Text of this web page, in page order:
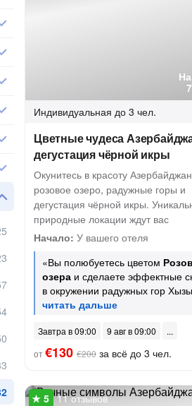
Индивидуальная до 3 чел.
Цветные чудеса
дегустация чёрной икры
Окунитесь в красоту
розовое озеро, радужные горы и
дегустация чёрной икры.
природные локации ждут вас
Начало: У вашего отеля
«Вы полюбуетесь цветом
озера и сделаете эффектные
в окружении радужных гор
Завтра в 09:00
9 авг в 09:00
от€130 €200 за всё до 3 чел.
11 отзывов